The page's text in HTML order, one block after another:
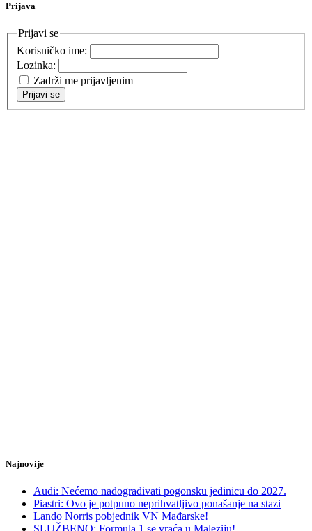
Prijava
Prijavi se
Korisničko ime:
Lozinka:
Zadrži me prijavljenim
Prijavi se
Najnovije
Audi: Nećemo nadograđivati pogonsku jedinicu do 2027.
Piastri: Ovo je potpuno neprihvatljivo ponašanje na stazi
Lando Norris pobjednik VN Mađarske!